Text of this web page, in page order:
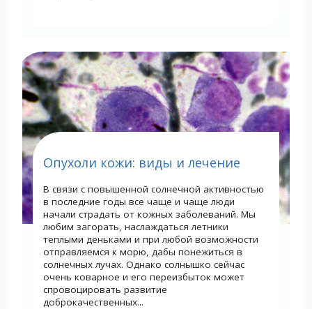
Опухоли кожи: виды и лечение
В связи с повышенной солнечной активностью
в последние годы все чаще и чаще люди
начали страдать от кожных заболеваний. Мы
любим загорать, наслаждаться летники
теплыми деньками и при любой возможности
отправляемся к морю, дабы понежиться в
солнечных лучах. Однако солнышко сейчас
очень коварное и его переизбыток может
спровоцировать развитие
доброкачественных...